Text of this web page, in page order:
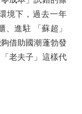
境下，過去一年
、進駐 「蘇超」
借助國潮蓬勃發
老夫子」這樣代